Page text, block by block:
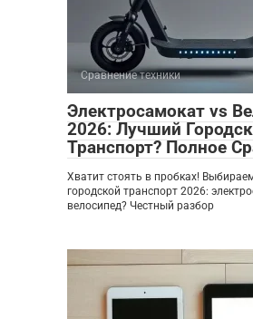
Сравнение техники
Электросамокат vs
2026: Лучший
Транспорт? Полное
Хватит стоять в пробках!
городской транспорт 2026:
велосипед? Честный разбор